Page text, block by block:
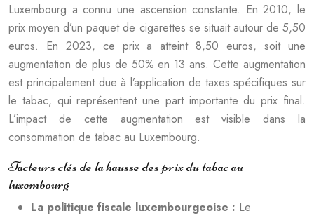
Luxembourg a connu une ascension constante. En 2010, le
prix moyen d’un paquet de cigarettes se situait autour de 5,50
euros. En 2023, ce prix a atteint 8,50 euros, soit une
augmentation de plus de 50% en 13 ans. Cette augmentation
est principalement due à l’application de taxes spécifiques sur
le tabac, qui représentent une part importante du prix final.
L’impact de cette augmentation est visible dans la
consommation de tabac au Luxembourg.
Facteurs clés de la hausse des prix du tabac au
luxembourg
La politique fiscale luxembourgeoise : Le